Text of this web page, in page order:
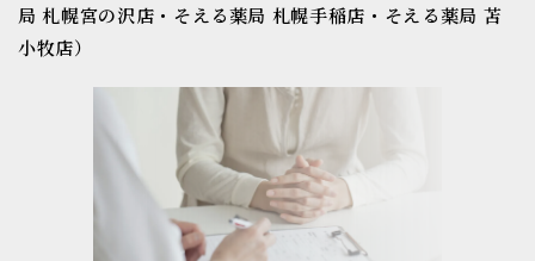
局 札幌宮の沢店・そえる薬局 札幌手稲店・そえる薬局 苫
小牧店）